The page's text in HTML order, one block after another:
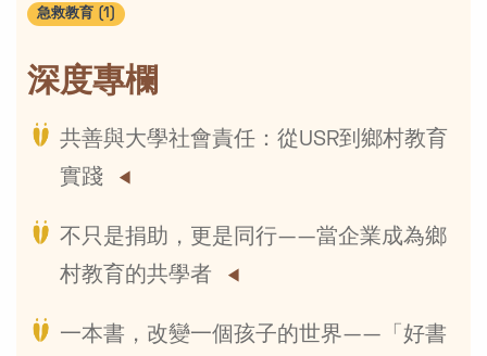
急救教育 (1)
深度專欄
共善與大學社會責任：從USR到鄉村教育
實踐
不只是捐助，更是同行——當企業成為鄉
村教育的共學者
一本書，改變一個孩子的世界——「好書